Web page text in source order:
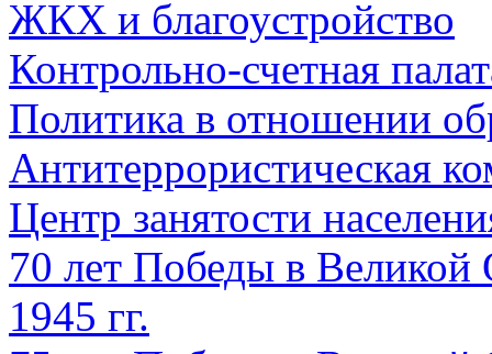
ЖКХ и благоустройство
Контрольно-счетная
Политика в отношении
Антитеррористическая
Центр занятости
70 лет Победы в Великой
1945 гг.